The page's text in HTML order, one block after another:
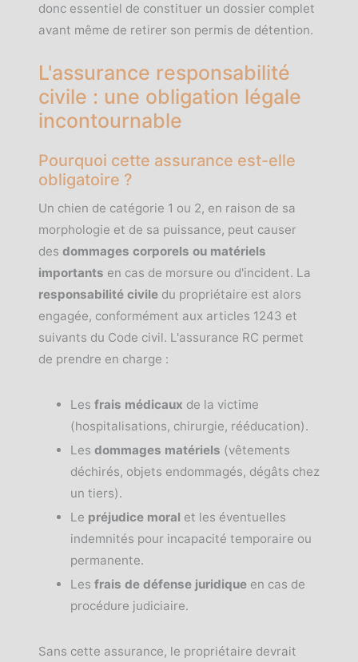
donc essentiel de constituer un dossier complet
avant même de retirer son permis de détention.
L'assurance responsabilité
civile : une obligation légale
incontournable
Pourquoi cette assurance est-elle
obligatoire ?
Un chien de catégorie 1 ou 2, en raison de sa
morphologie et de sa puissance, peut causer
des dommages corporels ou matériels
importants en cas de morsure ou d'incident. La
responsabilité civile du propriétaire est alors
engagée, conformément aux articles 1243 et
suivants du Code civil. L'assurance RC permet
de prendre en charge :
Les frais médicaux de la victime
(hospitalisations, chirurgie, rééducation).
Les dommages matériels (vêtements
déchirés, objets endommagés, dégâts chez
un tiers).
Le préjudice moral et les éventuelles
indemnités pour incapacité temporaire ou
permanente.
Les frais de défense juridique en cas de
procédure judiciaire.
Sans cette assurance, le propriétaire devrait